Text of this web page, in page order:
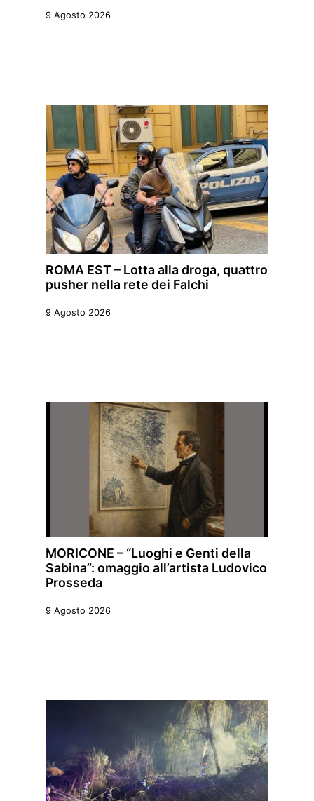
9 Agosto 2026
ROMA EST – Lotta alla droga, quattro
pusher nella rete dei Falchi
9 Agosto 2026
MORICONE – “Luoghi e Genti della
Sabina”: omaggio all’artista Ludovico
Prosseda
9 Agosto 2026